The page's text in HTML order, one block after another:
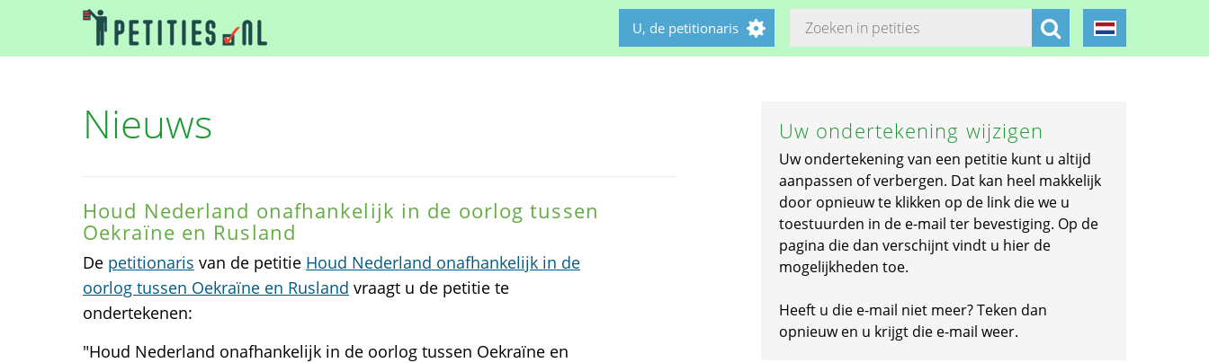
U, de petitionaris
Nieuws
Houd Nederland onafhankelijk in de oorlog tussen
Oekraïne en Rusland
De petitionaris van de petitie Houd Nederland onafhankelijk in de
oorlog tussen Oekraïne en Rusland vraagt u de petitie te
ondertekenen:
"Houd Nederland onafhankelijk in de oorlog tussen Oekraïne en
Uw ondertekening wijzigen
Uw ondertekening van een petitie kunt u altijd
aanpassen of verbergen. Dat kan heel makkelijk
door opnieuw te klikken op de link die we u
toestuurden in de e-mail ter bevestiging. Op de
pagina die dan verschijnt vindt u hier de
mogelijkheden toe.
Heeft u die e-mail niet meer? Teken dan
opnieuw en u krijgt die e-mail weer.